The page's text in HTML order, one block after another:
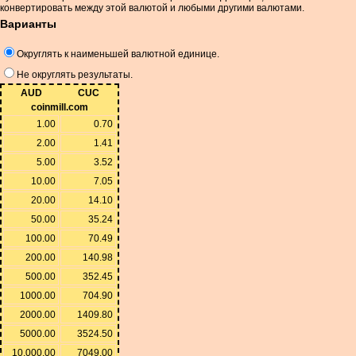
конвертировать между этой валютой и любыми другими валютами.
Варианты
Округлять к наименьшей валютной единице.
Не округлять результаты.
AUD
CUC
coinmill.com
1.00
0.70
2.00
1.41
5.00
3.52
10.00
7.05
20.00
14.10
50.00
35.24
100.00
70.49
200.00
140.98
500.00
352.45
1000.00
704.90
2000.00
1409.80
5000.00
3524.50
10,000.00
7049.00